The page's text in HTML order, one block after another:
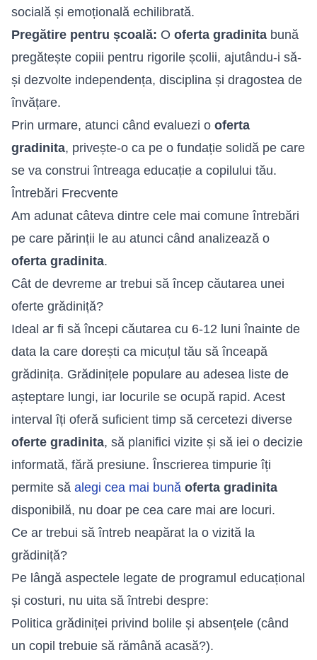
socială și emoțională echilibrată.
Pregătire pentru școală: O oferta gradinita bună
pregătește copiii pentru rigorile școlii, ajutându-i să-
și dezvolte independența, disciplina și dragostea de
învățare.
Prin urmare, atunci când evaluezi o oferta
gradinita, privește-o ca pe o fundație solidă pe care
se va construi întreaga educație a copilului tău.
Întrebări Frecvente
Am adunat câteva dintre cele mai comune întrebări
pe care părinții le au atunci când analizează o
oferta gradinita.
Cât de devreme ar trebui să încep căutarea unei
oferte grădiniță?
Ideal ar fi să începi căutarea cu 6-12 luni înainte de
data la care dorești ca micuțul tău să înceapă
grădinița. Grădinițele populare au adesea liste de
așteptare lungi, iar locurile se ocupă rapid. Acest
interval îți oferă suficient timp să cercetezi diverse
oferte gradinita, să planifici vizite și să iei o decizie
informată, fără presiune. Înscrierea timpurie îți
permite să alegi cea mai bună oferta gradinita
disponibilă, nu doar pe cea care mai are locuri.
Ce ar trebui să întreb neapărat la o vizită la
grădiniță?
Pe lângă aspectele legate de programul educațional
și costuri, nu uita să întrebi despre:
Politica grădiniței privind bolile și absențele (când
un copil trebuie să rămână acasă?).